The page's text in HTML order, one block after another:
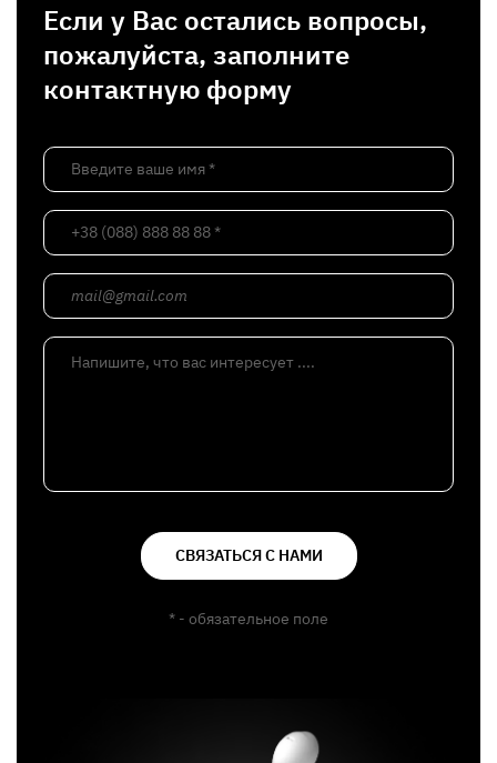
Если у Вас остались вопросы,
пожалуйста, заполните
контактную форму
Введите ваше имя *
+38 (088) 888 88 88 *
mail@gmail.com
Напишите, что вас интересует ....
СВЯЗАТЬСЯ С НАМИ
* - обязательное поле